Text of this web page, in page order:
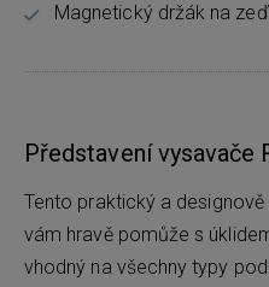
Magnetický držák na zeď
Představení vysavače
Tento praktický a
vám hravě pomůže s
vhodný na všechny typy